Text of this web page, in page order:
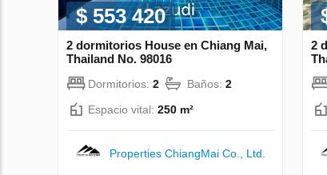
$ 553 420
2 dormitorios House en Chiang Mai,
Thailand No. 98016
Dormitorios: 2 Baños: 2
Espacio vital: 250 m²
Properties ChiangMai Co., Ltd.
2